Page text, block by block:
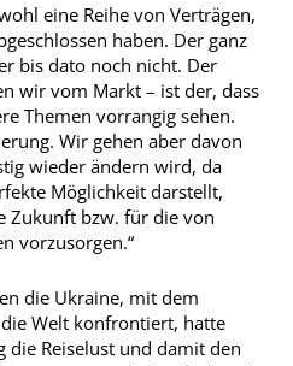
eine Reihe von Verträgen,
haben. Der ganz
bis dato noch nicht. Der
wir vom Markt – ist der, dass
Themen vorrangig sehen.
Wir gehen aber davon
wieder ändern wird, da
Möglichkeit darstellt,
Zukunft bzw. für die von
vorzusorgen.“
die Ukraine, mit dem
Welt konfrontiert, hatte
Reiselust und damit den